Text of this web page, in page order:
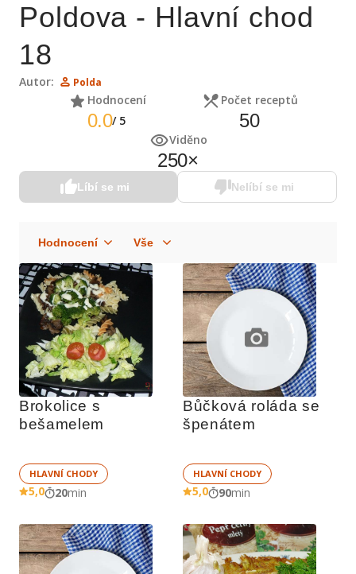
Poldova - Hlavní chod
18
Autor: Polda
Hodnocení
0.0/ 5
Počet receptů
50
Viděno
250×
Líbí se mi Nelíbí se mi
Brokolice s
bešamelem
HLAVNÍ CHODY
5,0 20min
Bůčková roláda se
špenátem
HLAVNÍ CHODY
5,0 90min